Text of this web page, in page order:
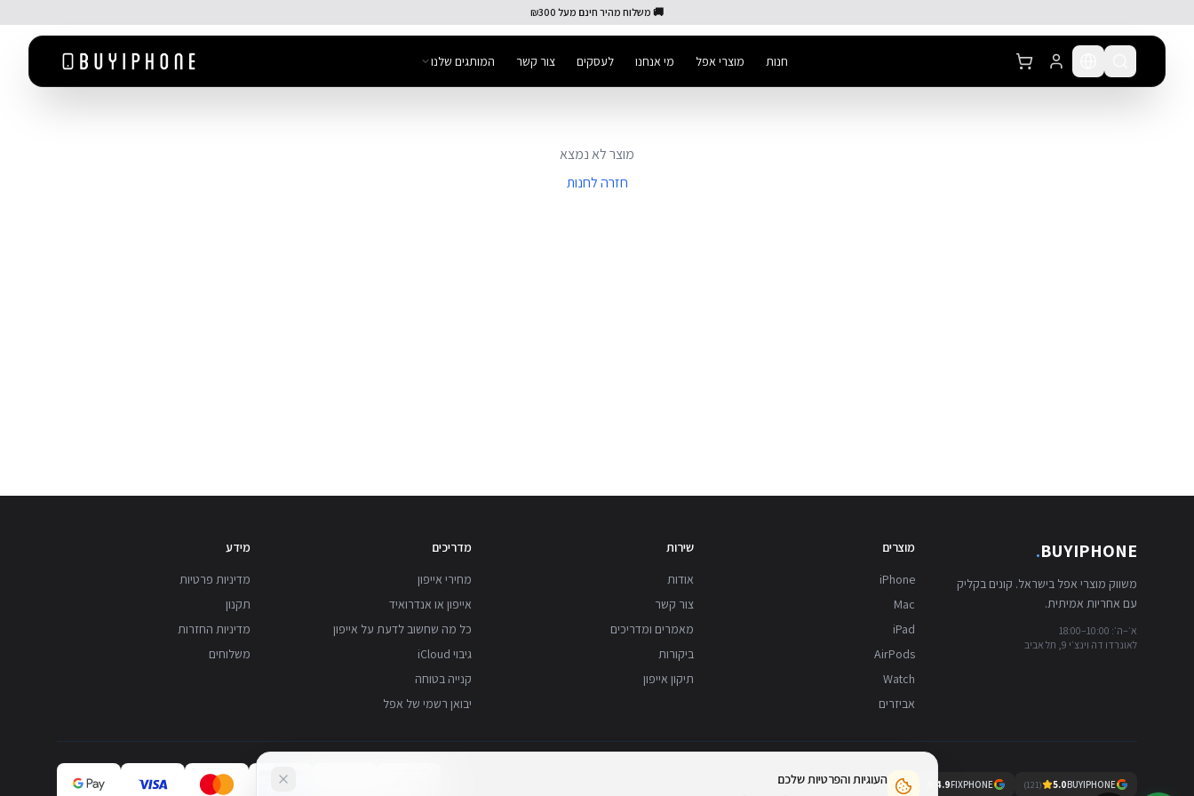
🚚 משלוח מהיר חינם מעל ₪300
חנות מוצרי אפל מי אנחנו לעסקים צור קשר המותגים שלנו
מוצר לא נמצא
חזרה לחנות
BUYIPHONE
.
משווק מוצרי אפל בישראל. קונים בקליק
עם אחריות אמיתית.
א׳–ה׳: 10:00–18:00
לאונרדו דה וינצ׳י 9, תל אביב
מוצרים
iPhone
Mac
iPad
AirPods
Watch
אביזרים
שירות
אודות
צור קשר
מאמרים ומדריכים
ביקורות
תיקון אייפון
מדריכים
מחירי אייפון
אייפון או אנדרואיד
כל מה שחשוב לדעת על אייפון
גיבוי iCloud
קנייה בטוחה
יבואן רשמי של אפל
מידע
מדיניות פרטיות
תקנון
מדיניות החזרות
משלוחים
BUYIPHONE
5.0
(
121
)
FIXPHONE
4.9
723
) העוגיות והפרטיות שלכם